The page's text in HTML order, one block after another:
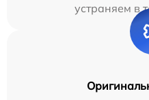
устраняем в